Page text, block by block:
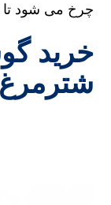
چرخ می شود تا
خرید